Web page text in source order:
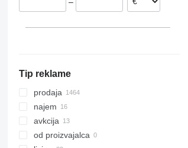
Estonija
Tip reklame
prodaja
najem
avkcija
od proizvajalca